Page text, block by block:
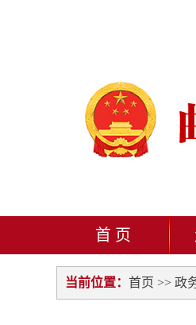
首 页
当前位置： 首页 >> 政